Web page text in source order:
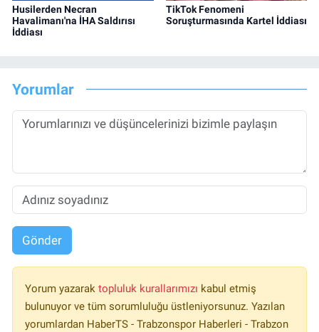
Husilerden Necran
Havalimanı'na İHA Saldırısı
İddiası
TikTok Fenomeni
Soruşturmasında Kartel İddiası
Yorumlar
Gönder
Yorum yazarak topluluk kurallarımızı kabul etmiş
bulunuyor ve tüm sorumluluğu üstleniyorsunuz. Yazılan
yorumlardan HaberTS - Trabzonspor Haberleri - Trabzon